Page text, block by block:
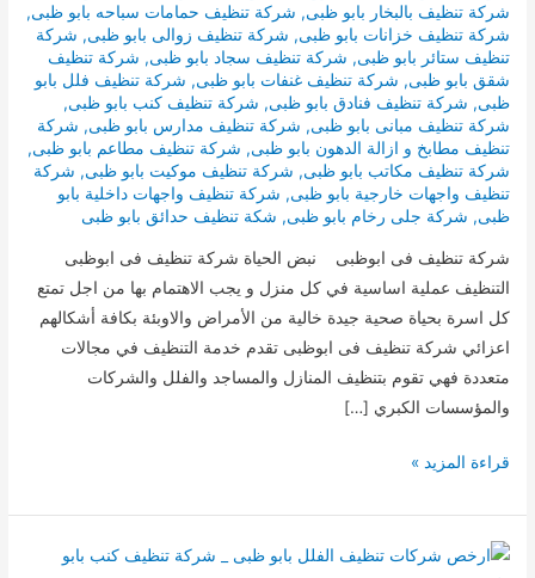
شركة تنظيف بالبخار بابو ظبى, شركة تنظيف حمامات سباحه بابو ظبى,
شركة تنظيف خزانات بابو ظبى, شركة تنظيف زوالى بابو ظبى, شركة
تنظيف ستائر بابو ظبى, شركة تنظيف سجاد بابو ظبى, شركة تنظيف
شقق بابو ظبى, شركة تنظيف غنفات بابو ظبى, شركة تنظيف فلل بابو
ظبى, شركة تنظيف فنادق بابو ظبى, شركة تنظيف كنب بابو ظبى,
شركة تنظيف مبانى بابو ظبى, شركة تنظيف مدارس بابو ظبى, شركة
تنظيف مطابخ و ازالة الدهون بابو ظبى, شركة تنظيف مطاعم بابو ظبى,
شركة تنظيف مكاتب بابو ظبى, شركة تنظيف موكيت بابو ظبى, شركة
تنظيف واجهات خارجية بابو ظبى, شركة تنظيف واجهات داخلية بابو
ظبى, شركة جلى رخام بابو ظبى, شكة تنظيف حدائق بابو ظبى
شركة تنظيف فى ابوظبى نبض الحياة شركة تنظيف فى ابوظبى
التنظيف عملية اساسية في كل منزل و يجب الاهتمام بها من اجل تمتع
كل اسرة بحياة صحية جيدة خالية من الأمراض والاوبئة بكافة أشكالهم
اعزائي شركة تنظيف فى ابوظبى تقدم خدمة التنظيف في مجالات
متعددة فهي تقوم بتنظيف المنازل والمساجد والفلل والشركات
والمؤسسات الكبري […]
شركة
فى
ابوظبى
قراءة المزيد »